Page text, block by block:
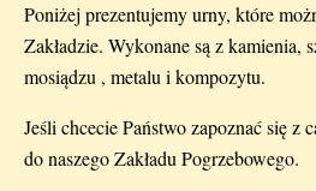
Poniżej prezentujemy urny, które
Zakładzie. Wykonane są z kamienia,
mosiądzu , metalu i kompozytu.
Jeśli chcecie Państwo zapoznać się z
do naszego Zakładu Pogrzebowego.